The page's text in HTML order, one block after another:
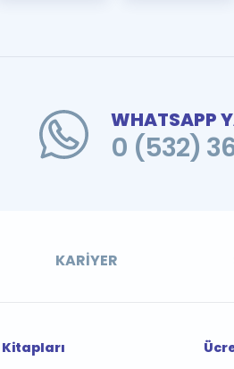
WHATSAPP
0 (532)
KARIYER
Kitapları